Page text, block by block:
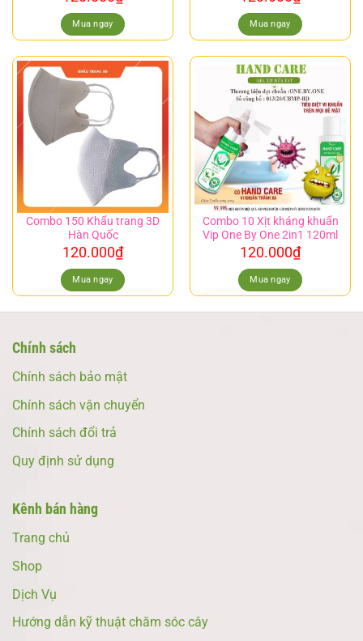
Mua ngay Mua ngay
Combo 150 Khẩu trang 3D
Hàn Quốc
120.000₫
Mua ngay
Combo 10 Xịt kháng khuẩn
Vip One By One 2in1 120ml
120.000₫
Mua ngay
Chính sách
Chính sách bảo mật
Chính sách vận chuyển
Chính sách đổi trả
Quy định sử dụng
Kênh bán hàng
Trang chủ
Shop
Dịch Vụ
Hướng dẫn kỹ thuật chăm sóc cây